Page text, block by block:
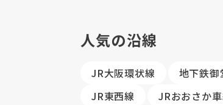
人気の沿線
JR大阪環状線 地下鉄御
JR東西線
JRおおさか